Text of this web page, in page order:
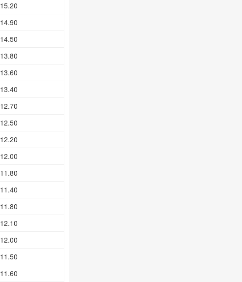
15.20
14.90
14.50
13.80
13.60
13.40
12.70
12.50
12.20
12.00
11.80
11.40
11.80
12.10
12.00
11.50
11.60